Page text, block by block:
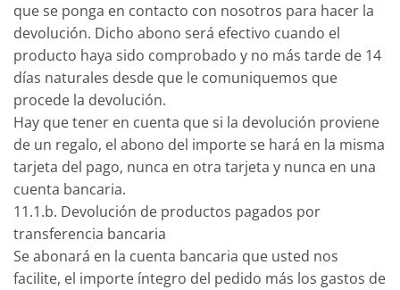
que se ponga en contacto con nosotros para hacer la
devolución. Dicho abono será efectivo cuando el
producto haya sido comprobado y no más tarde de 14
días naturales desde que le comuniquemos que
procede la devolución.
Hay que tener en cuenta que si la devolución proviene
de un regalo, el abono del importe se hará en la misma
tarjeta del pago, nunca en otra tarjeta y nunca en una
cuenta bancaria.
11.1.b. Devolución de productos pagados por
transferencia bancaria
Se abonará en la cuenta bancaria que usted nos
facilite, el importe íntegro del pedido más los gastos de